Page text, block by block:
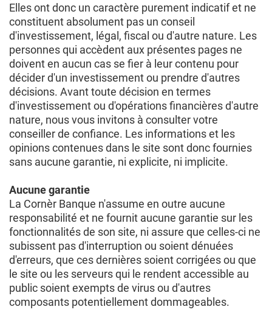
Elles ont donc un caractère purement indicatif et ne
constituent absolument pas un conseil
d'investissement, légal, fiscal ou d'autre nature. Les
personnes qui accèdent aux présentes pages ne
doivent en aucun cas se fier à leur contenu pour
décider d'un investissement ou prendre d'autres
décisions. Avant toute décision en termes
d'investissement ou d'opérations financières d'autre
nature, nous vous invitons à consulter votre
conseiller de confiance. Les informations et les
opinions contenues dans le site sont donc fournies
sans aucune garantie, ni explicite, ni implicite.
Aucune garantie
La Cornèr Banque n'assume en outre aucune
responsabilité et ne fournit aucune garantie sur les
fonctionnalités de son site, ni assure que celles-ci ne
subissent pas d'interruption ou soient dénuées
d'erreurs, que ces dernières soient corrigées ou que
le site ou les serveurs qui le rendent accessible au
public soient exempts de virus ou d'autres
composants potentiellement dommageables.